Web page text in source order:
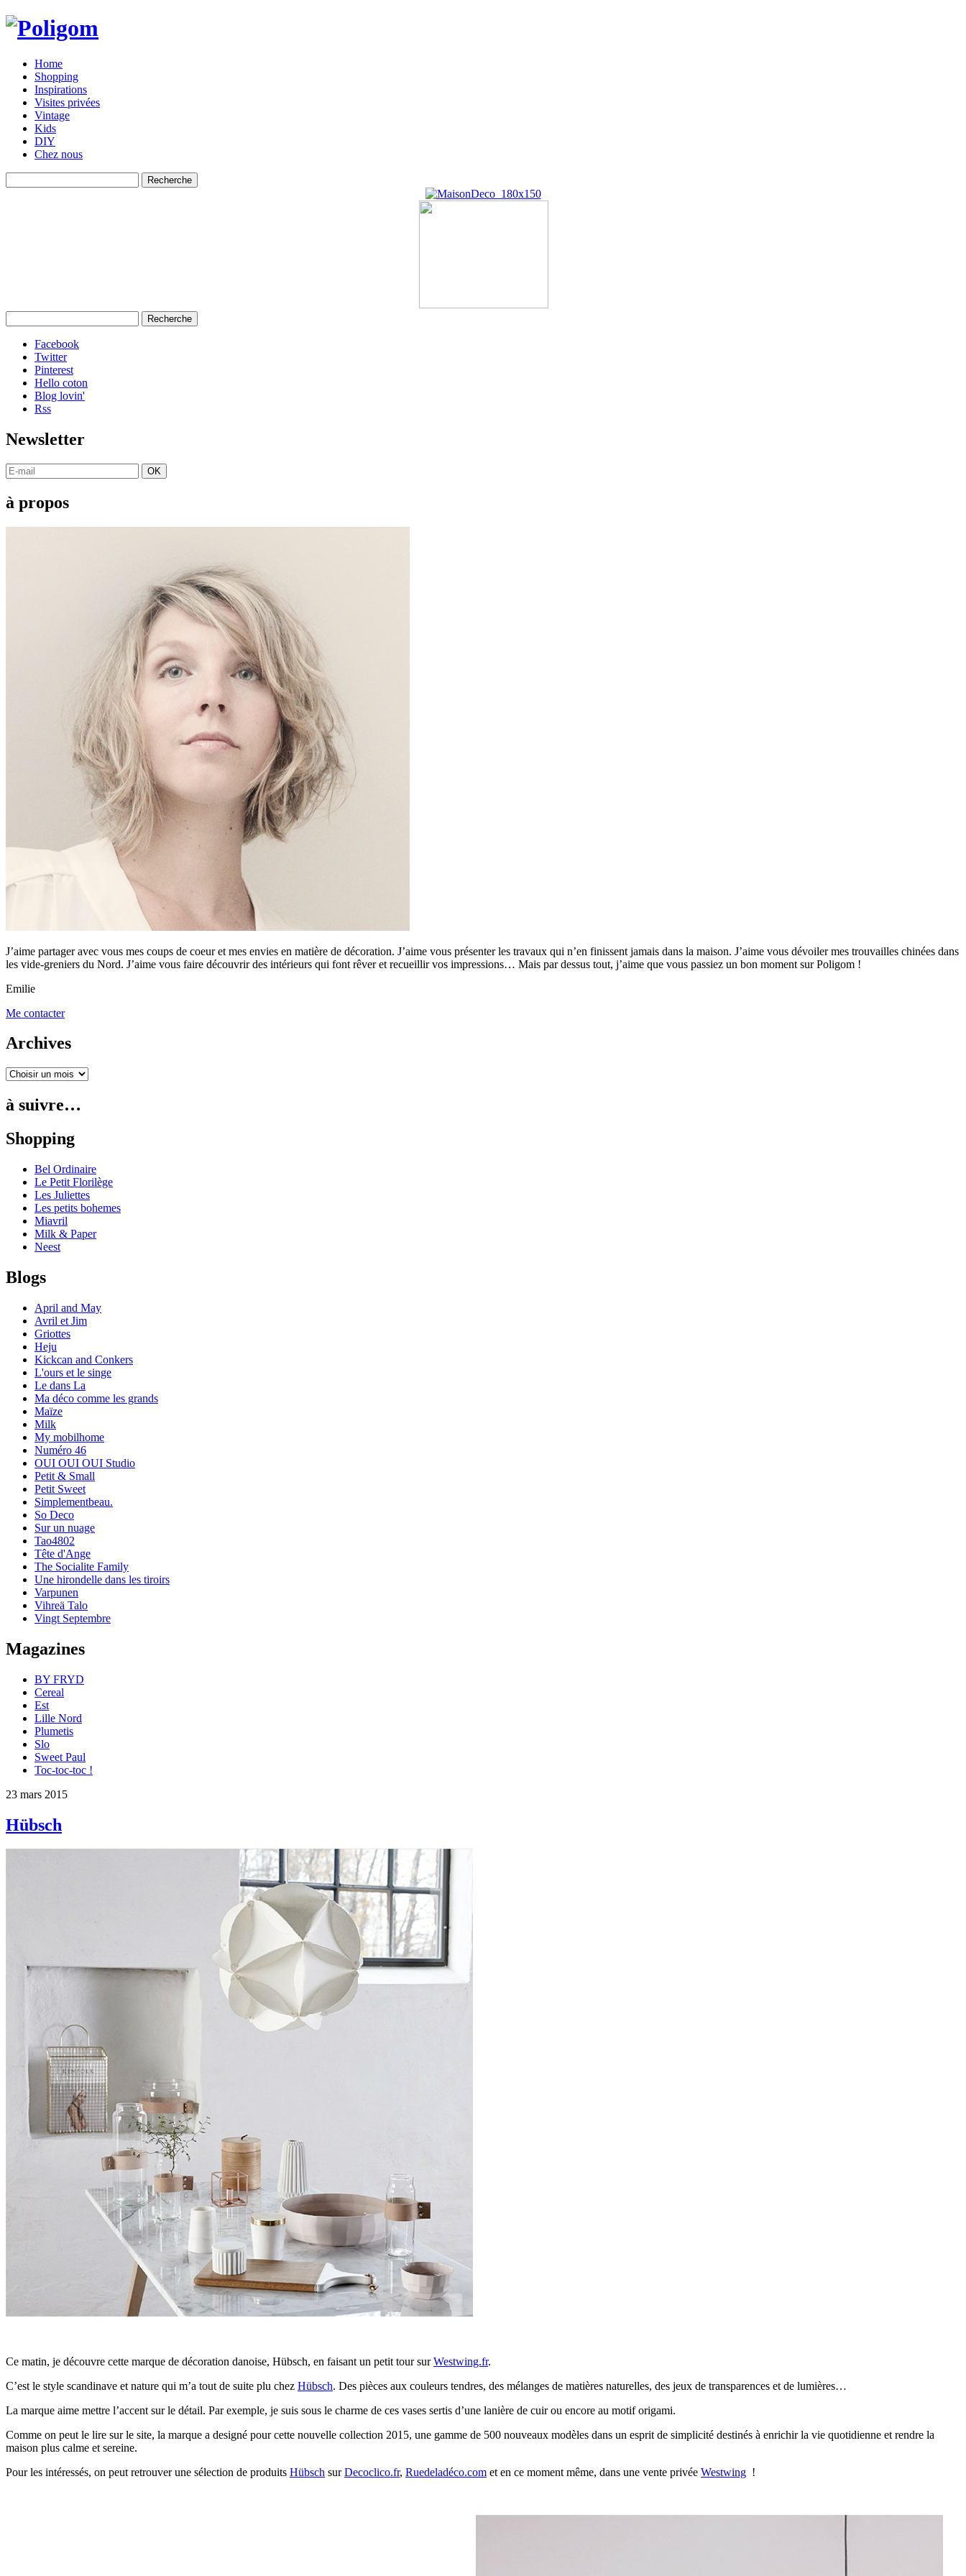
Home
Shopping
Inspirations
Visites privées
Vintage
Kids
DIY
Chez nous
Facebook
Twitter
Pinterest
Hello coton
Blog lovin'
Rss
Newsletter
OK
à propos
J’aime partager avec vous mes coups de coeur et mes envies en matière de décoration. J’aime vous présenter les travaux qui n’en finissent jamais dans la maison. J’aime vous dévoiler mes trouvailles chinées dans
les vide-greniers du Nord. J’aime vous faire découvrir des intérieurs qui font rêver et recueillir vos impressions… Mais par dessus tout, j’aime que vous passiez un bon moment sur Poligom !
Emilie
Me contacter
Archives
à suivre…
Shopping
Bel Ordinaire
Le Petit Florilège
Les Juliettes
Les petits bohemes
Miavril
Milk & Paper
Neest
Blogs
April and May
Avril et Jim
Griottes
Heju
Kickcan and Conkers
L'ours et le singe
Le dans La
Ma déco comme les grands
Maïze
Milk
My mobilhome
Numéro 46
OUI OUI OUI Studio
Petit & Small
Petit Sweet
Simplementbeau.
So Deco
Sur un nuage
Tao4802
Tête d'Ange
The Socialite Family
Une hirondelle dans les tiroirs
Varpunen
Vihreä Talo
Vingt Septembre
Magazines
BY FRYD
Cereal
Est
Lille Nord
Plumetis
Slo
Sweet Paul
Toc-toc-toc !
23 mars 2015
Hübsch
Ce matin, je découvre cette marque de décoration danoise, Hübsch, en faisant un petit tour surWestwing.fr.
C’est le style scandinave et nature qui m’a tout de suite plu chez Hübsch. Des pièces aux couleurs tendres, des mélanges de matières naturelles, des jeux de transparences et de lumières…
La marque aime mettre l’accent sur le détail. Par exemple, je suis sous le charme de ces vases sertis d’une lanière de cuir ou encore au motif origami.
Comme on peut le lire sur le site, la marque a designé pour cette nouvelle collection 2015, une gamme de 500 nouveaux modèles dans un esprit de simplicité destinés à enrichir la vie quotidienne et rendre la
maison plus calme et sereine.
Pour les intéressés, on peut retrouver une sélection de produits Hübsch surDecoclico.fr, Ruedeladéco.com et en ce moment même, dans une vente privée Westwing !